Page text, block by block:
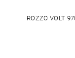
ROZZO VOLT